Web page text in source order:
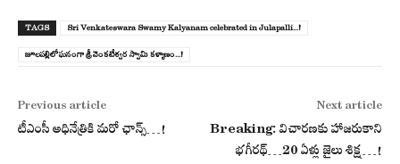
TAGS Sri Venkateswara Swamy Kalyanam celebrated in Julapalli...!
జూలపల్లిలో ఘనంగా శ్రీ వెంకటేశ్వర స్వామి కళ్యాణం...!
Previous article
టీఎంసీ అధినేత్రికి మ‌రో ఛాన్స్‌…!
Next article
Breaking: విచారణకు హాజరుకాని
భగీరథ్…20 ఏళ్లు జైలు శిక్ష…!